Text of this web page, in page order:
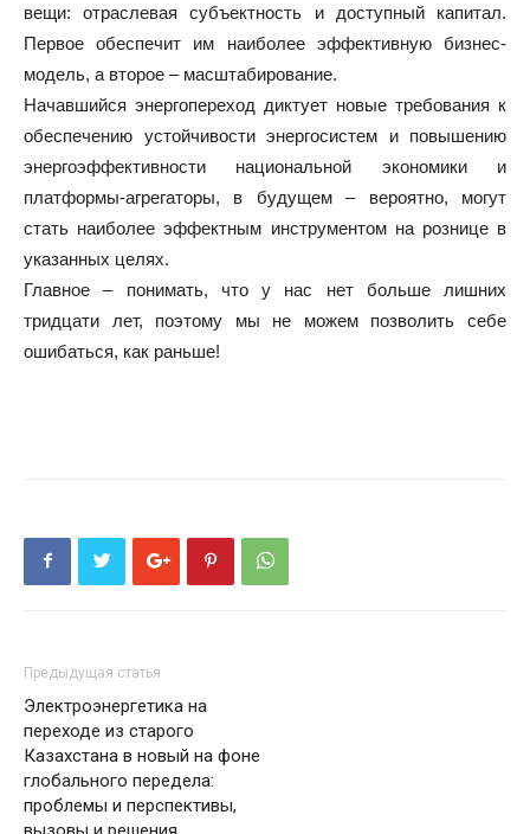
вещи: отраслевая субъектность и доступный капитал.
Первое обеспечит им наиболее эффективную бизнес-
модель, а второе – масштабирование.
Начавшийся энергопереход диктует новые требования к
обеспечению устойчивости энергосистем и повышению
энергоэффективности национальной экономики и
платформы-агрегаторы, в будущем – вероятно, могут
стать наиболее эффектным инструментом на рознице в
указанных целях.
Главное – понимать, что у нас нет больше лишних
тридцати лет, поэтому мы не можем позволить себе
ошибаться, как раньше!
Предыдущая статья
Электроэнергетика на
переходе из старого
Казахстана в новый на фоне
глобального передела:
проблемы и перспективы,